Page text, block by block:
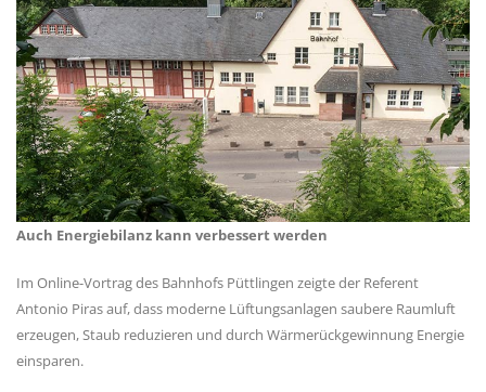
Auch Energiebilanz kann verbessert werden
Im Online-Vortrag des Bahnhofs Püttlingen zeigte der Referent
Antonio Piras auf, dass moderne Lüftungsanlagen saubere Raumluft
erzeugen, Staub reduzieren und durch Wärmerückgewinnung Energie
einsparen.